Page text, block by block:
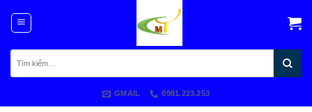
content
GMAIL 0981.223.253